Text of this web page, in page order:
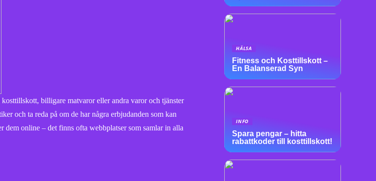
billigare matvaror eller andra varor och tjänster
och ta reda på om de har några erbjudanden som kan
online – det finns ofta webbplatser som samlar in alla
HÄLSA
Fitness och Kosttillskott –
En Balanserad Syn
INFO
Spara pengar – hitta
rabattkoder till kosttillskott!